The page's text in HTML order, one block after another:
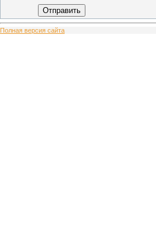
Отправить
Полная версия сайта